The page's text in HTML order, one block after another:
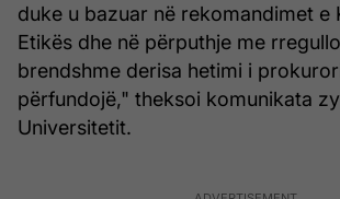
duke u bazuar në rekomandimet e
Etikës dhe në përputhje me
brendshme derisa hetimi i
përfundojë," theksoi komunikata
Universitetit.